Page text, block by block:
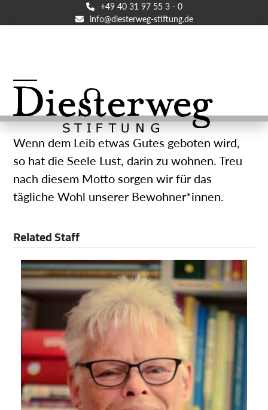
to
+49 40 31 97 55 3 - 0
info@diesterweg-stiftung.de
Open
mobile
Close
mobile
Wenn dem Leib etwas Gutes geboten wird,
so hat die Seele Lust, darin zu wohnen. Treu
nach diesem Motto sorgen wir für das
tägliche Wohl unserer Bewohner*innen.
Related Staff